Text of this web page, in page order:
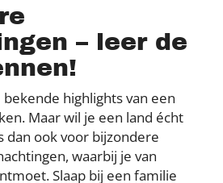
– leer de
highlights van een
Maar wil je een land écht
dan ook voor bijzondere
waarbij je van
Slaap bij een familie